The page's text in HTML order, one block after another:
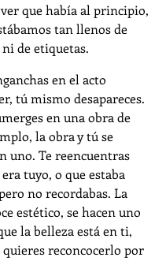
que había al principio,
tan llenos de
de etiquetas.
en el acto
tú mismo desapareces.
en una obra de
la obra y tú se
uno. Te reencuentras
tuyo, o que estaba
no recordabas. La
estético, se hacen uno
la belleza está en ti,
reconcocerlo por